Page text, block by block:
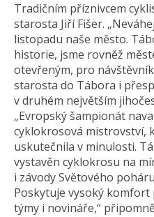
Tradičním příznivcem
starosta Jiří Fišer.
listopadu naše město.
historie, jsme rovněž
otevřeným, pro
starosta do Tábora i
v druhém největším
„Evropský šampionát
cyklokrosová mistrovství,
uskutečnila v minulosti.
vystavěn cyklokrosu na
i závody Světového
Poskytuje vysoký
týmy i novináře,“